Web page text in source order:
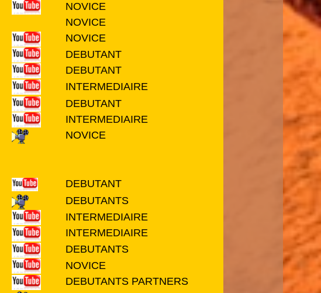
NOVICE
NOVICE
NOVICE
DEBUTANT
DEBUTANT
INTERMEDIAIRE
DEBUTANT
INTERMEDIAIRE
NOVICE
DEBUTANT
DEBUTANTS
INTERMEDIAIRE
INTERMEDIAIRE
DEBUTANTS
NOVICE
DEBUTANTS PARTNERS